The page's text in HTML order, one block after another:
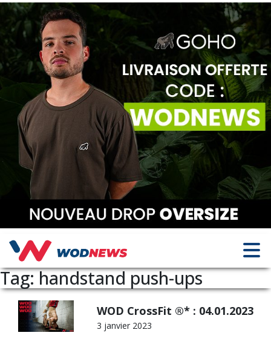
Tag: handstand push-ups
WOD CrossFit ®* : 04.01.2023
3 janvier 2023